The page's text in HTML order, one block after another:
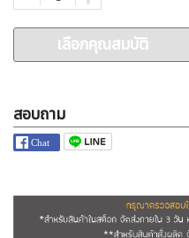
เลือกคุณสมบัติ
สอบถาม